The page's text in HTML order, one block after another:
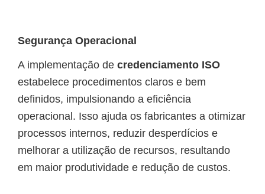
Segurança Operacional
A implementação de credenciamento ISO
estabelece procedimentos claros e bem
definidos, impulsionando a eficiência
operacional. Isso ajuda os fabricantes a otimizar
processos internos, reduzir desperdícios e
melhorar a utilização de recursos, resultando
em maior produtividade e redução de custos.